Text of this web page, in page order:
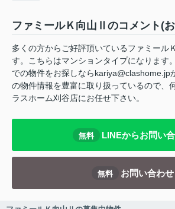
ファミールＫ向山Ⅱのコメント(
多くの方からご好評頂いているファミール
す。こちらはマンションタイプになります
での物件をお探しならkariya@clashome.jp
の物件情報を豊富に取り扱っているので、
ラスホーム刈谷店にお任せ下さい。
無料 LINEからお問い
無料 お問い合わせ